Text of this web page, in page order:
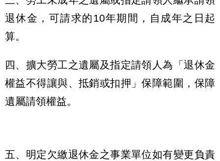
退休金，可請求的10年期間，自成年之日起
算。
四、擴大勞工之遺屬及指定請領人為「退休金
權益不得讓與、抵銷或扣押」保障範圍，保障
遺屬請領權益。
五、明定欠繳退休金之事業單位如有變更負責